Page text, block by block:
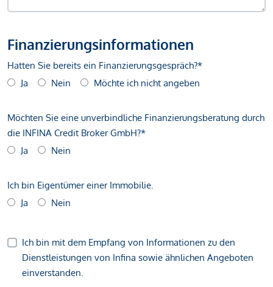
Finanzierungsinformationen
Hatten Sie bereits ein Finanzierungsgespräch?*
Ja
Nein Möchte ich nicht angeben
Möchten Sie eine unverbindliche Finanzierungsberatung durch
die INFINA Credit Broker GmbH?*
Ja
Nein
Ich bin Eigentümer einer Immobilie.
Ja
Nein
Ich bin mit dem Empfang von Informationen zu den
Dienstleistungen von Infina sowie ähnlichen Angeboten
einverstanden.